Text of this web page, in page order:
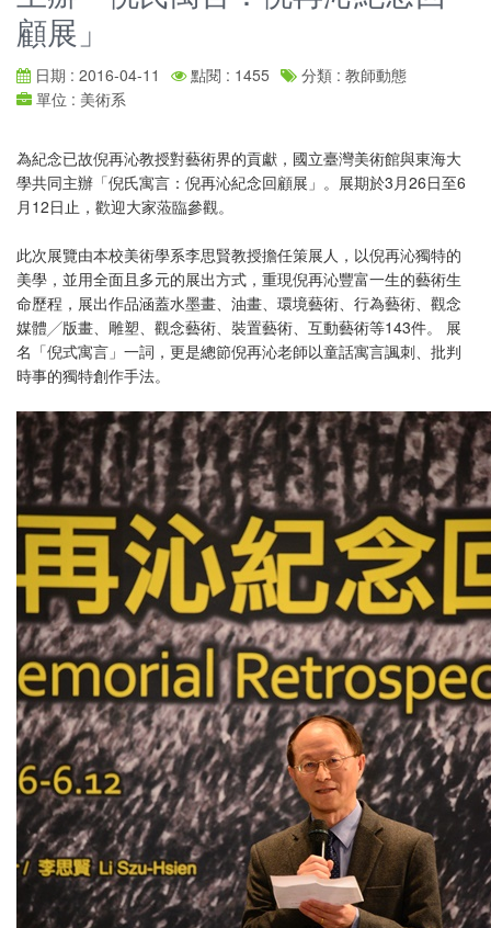
顧展」
日期 : 2016-04-11 點閱 : 1455
分類 : 教師動態
單位 : 美術系
為紀念已故倪再沁教授對藝術界的貢獻，國立臺灣美術館與東海大
學共同主辦「倪氏寓言：倪再沁紀念回顧展」。展期於3月26日至6
月12日止，歡迎大家蒞臨參觀。
此次展覽由本校美術學系李思賢教授擔任策展人，以倪再沁獨特的
美學，並用全面且多元的展出方式，重現倪再沁豐富一生的藝術生
命歷程，展出作品涵蓋水墨畫、油畫、環境藝術、行為藝術、觀念
媒體╱版畫、雕塑、觀念藝術、裝置藝術、互動藝術等143件。 展
名「倪式寓言」一詞，更是總節倪再沁老師以童話寓言諷刺、批判
時事的獨特創作手法。